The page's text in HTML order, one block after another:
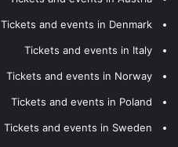
Tickets and events in Denmark
Tickets and events in Italy
Tickets and events in Norway
Tickets and events in Poland
Tickets and events in Sweden